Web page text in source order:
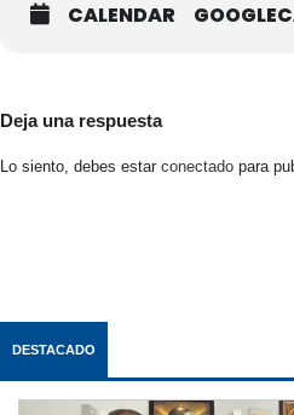
CALENDAR
Deja una respuesta
Lo siento, debes estar conectado para
DESTACADO